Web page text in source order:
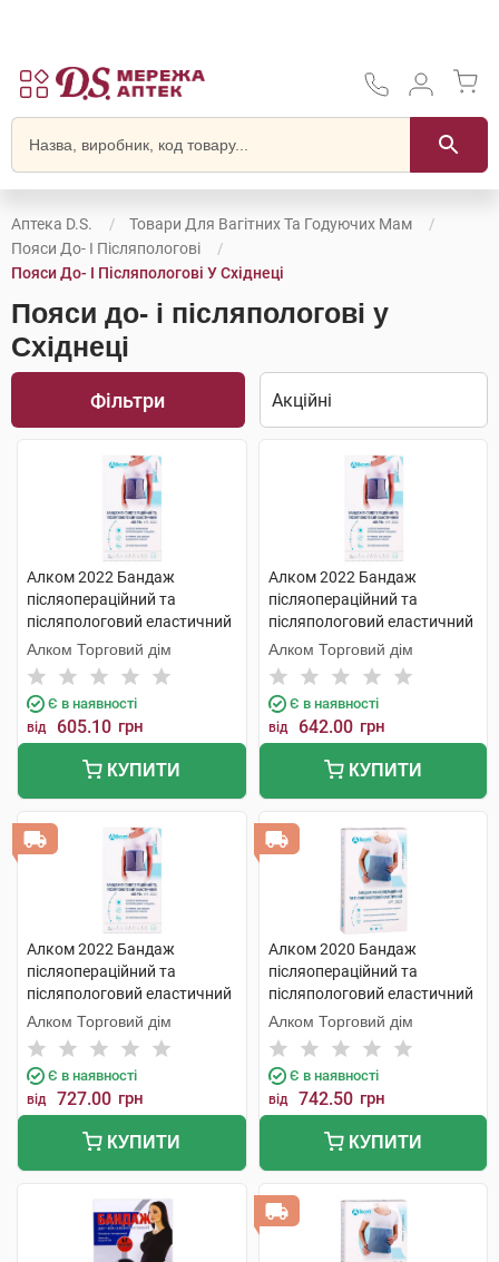
Аптека D.S.
Товари Для Вагітних Та Годуючих Мам
Пояси До- І Післяпологові
Пояси До- І Післяпологові У Східнеці
Пояси до- і післяпологові у
Східнеці
Фільтри
Алком 2022 Бандаж
післяопераційний та
післяпологовий еластичний
Євро розмір 5 1 шт
Алком Торговий дім
Є в наявності
від 605.10 грн
КУПИТИ
Алком 2022 Бандаж
післяопераційний та
післяпологовий еластичний
Євро розмір 5 1 шт
Алком Торговий дім
Є в наявності
від 642.00 грн
КУПИТИ
Алком 2022 Бандаж
післяопераційний та
післяпологовий еластичний
Євро розмір 2 1 шт
Алком Торговий дім
Є в наявності
від 727.00 грн
КУПИТИ
Алком 2020 Бандаж
післяопераційний та
післяпологовий еластичний
розмір 1 1 шт
Алком Торговий дім
Є в наявності
від 742.50 грн
КУПИТИ